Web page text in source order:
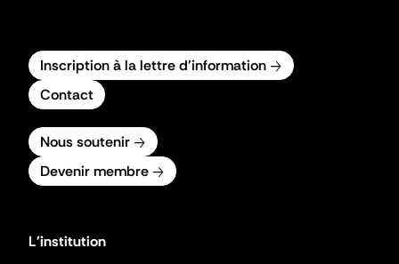
Inscription à la lettre d'information
Contact
Nous soutenir
Devenir membre
L'institution